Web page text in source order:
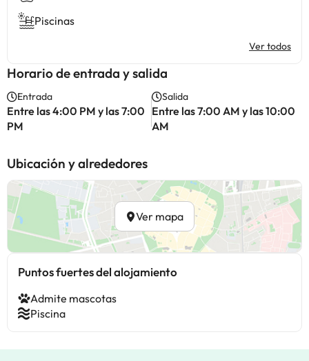
Piscinas
Ver todos
Horario de entrada y salida
Entrada
Entre las 4:00 PM y las 7:00
PM
Salida
Entre las 7:00 AM y las 10:00
AM
Ubicación y alrededores
Ver mapa
Puntos fuertes del alojamiento
Admite mascotas
Piscina